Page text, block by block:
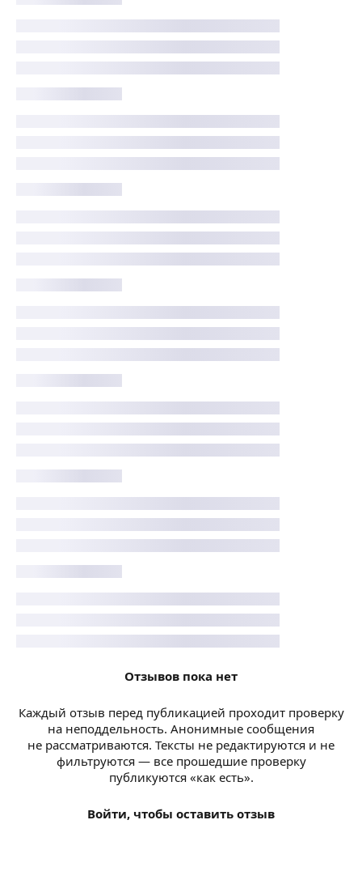
Отзывов пока нет
Каждый отзыв перед публикацией проходит проверку
на неподдельность. Анонимные сообщения
не рассматриваются. Тексты не редактируются и не
фильтруются — все прошедшие проверку
публикуются «как есть».
Войти, чтобы оставить отзыв